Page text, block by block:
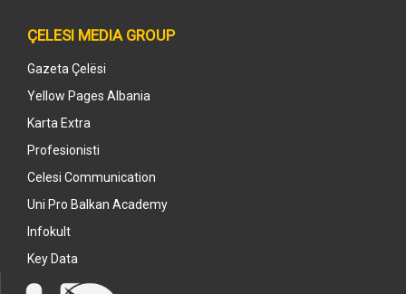
ÇELESI MEDIA GROUP
Gazeta Çelësi
Yellow Pages Albania
Karta Extra
Profesionisti
Celesi Communication
Uni Pro Balkan Academy
Infokult
Key Data